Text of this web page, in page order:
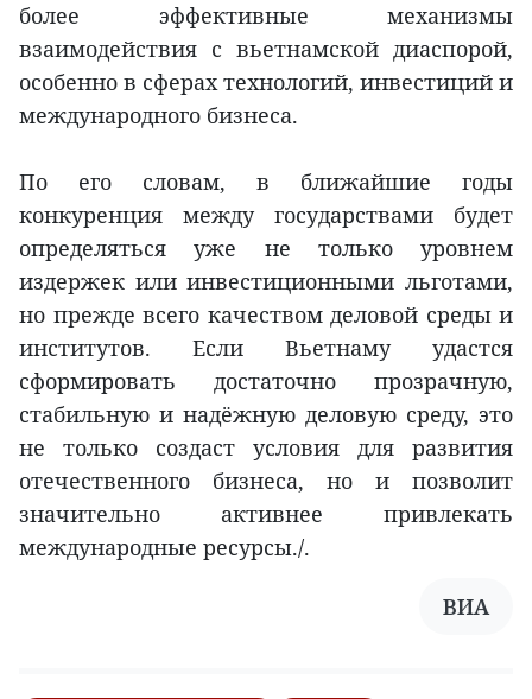
более эффективные механизмы
взаимодействия с вьетнамской диаспорой,
особенно в сферах технологий, инвестиций и
международного бизнеса.
По его словам, в ближайшие годы
конкуренция между государствами будет
определяться уже не только уровнем
издержек или инвестиционными льготами,
но прежде всего качеством деловой среды и
институтов. Если Вьетнаму удастся
сформировать достаточно прозрачную,
стабильную и надёжную деловую среду, это
не только создаст условия для развития
отечественного бизнеса, но и позволит
значительно активнее привлекать
международные ресурсы./.
ВИА